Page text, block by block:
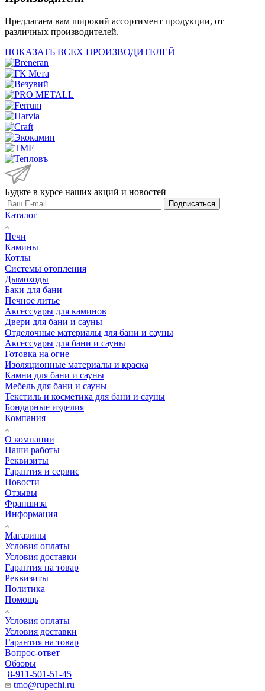
Предлагаем вам широкий ассортимент продукции, от
различных производителей.
ПОКАЗАТЬ ВСЕХ ПРОИЗВОДИТЕЛЕЙ
Будьте в курсе наших акций и новостей
Подписаться
Каталог
Печи
Камины
Котлы
Системы отопления
Дымоходы
Баки для бани
Печное литье
Аксессуары для каминов
Двери для бани и сауны
Отделочные материалы для бани и сауны
Аксессуары для бани и сауны
Готовка на огне
Изоляционные материалы и краска
Камни для бани и сауны
Мебель для бани и сауны
Текстиль и косметика для бани и сауны
Бондарные изделия
Компания
О компании
Наши работы
Реквизиты
Гарантия и сервис
Новости
Отзывы
Франшиза
Информация
Магазины
Условия оплаты
Условия доставки
Гарантия на товар
Реквизиты
Политика
Помощь
Условия оплаты
Условия доставки
Гарантия на товар
Вопрос-ответ
Обзоры
8-911-501-51-45
tmo@rupechi.ru